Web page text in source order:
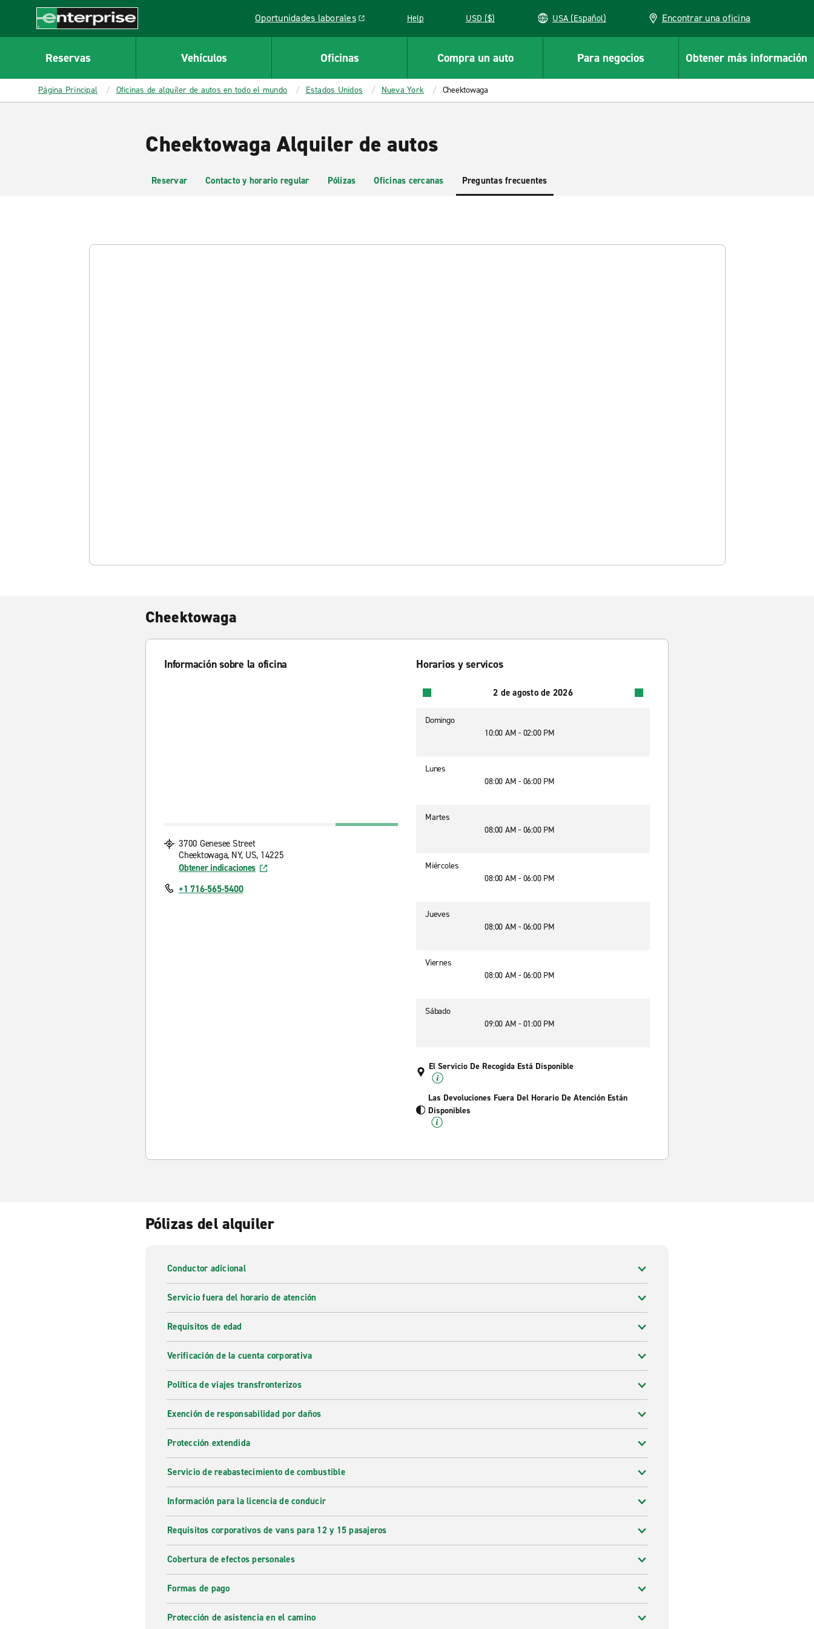
CONTENT
Enterprise
Oportunidades laborales
Link opens in a new window Help USD ($) USA (Español) Encontrar una oficina
Reservas Vehículos Oficinas Compra un auto Para negocios Obtener más información
Página Principal Oficinas de alquiler de autos en todo el mundo Estados Unidos Nueva York Cheektowaga
Cheektowaga Alquiler de autos
Reservar Contacto y horario regular Pólizas Oficinas cercanas Preguntas frecuentes
Cheektowaga
Información sobre la oficina
3700 Genesee Street
Cheektowaga, NY, US, 14225
Obtener indicaciones
+1 716-565-5400
Horarios y servicos
2 de agosto de 2026
Domingo
10:00 AM - 02:00 PM
Lunes
08:00 AM - 06:00 PM
Martes
08:00 AM - 06:00 PM
Miércoles
08:00 AM - 06:00 PM
Jueves
08:00 AM - 06:00 PM
Viernes
08:00 AM - 06:00 PM
Sábado
09:00 AM - 01:00 PM
El Servicio De Recogida Está Disponible
Las Devoluciones Fuera Del Horario De Atención Están
Disponibles
Pólizas del alquiler
Conductor adicional
Servicio fuera del horario de atención
Requisitos de edad
Verificación de la cuenta corporativa
Política de viajes transfronterizos
Exención de responsabilidad por daños
Protección extendida
Servicio de reabastecimiento de combustible
Información para la licencia de conducir
Requisitos corporativos de vans para 12 y 15 pasajeros
Cobertura de efectos personales
Formas de pago
Protección de asistencia en el camino